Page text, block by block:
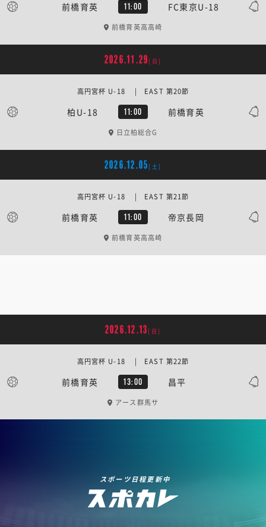
前橋育英 11:00 FC東京U-18
前橋育英高高崎
2026.11.29 [日]
柏U-18 11:00 前橋育英
高円宮杯 U-18 | EAST 第20節
日立柏総合G
2026.12.05 [土]
前橋育英 11:00 帝京長岡
高円宮杯 U-18 | EAST 第21節
前橋育英高高崎
2026.12.13 [日]
前橋育英 13:00 昌平
高円宮杯 U-18 | EAST 第22節
アース群馬サ
スポーツ日程更新中